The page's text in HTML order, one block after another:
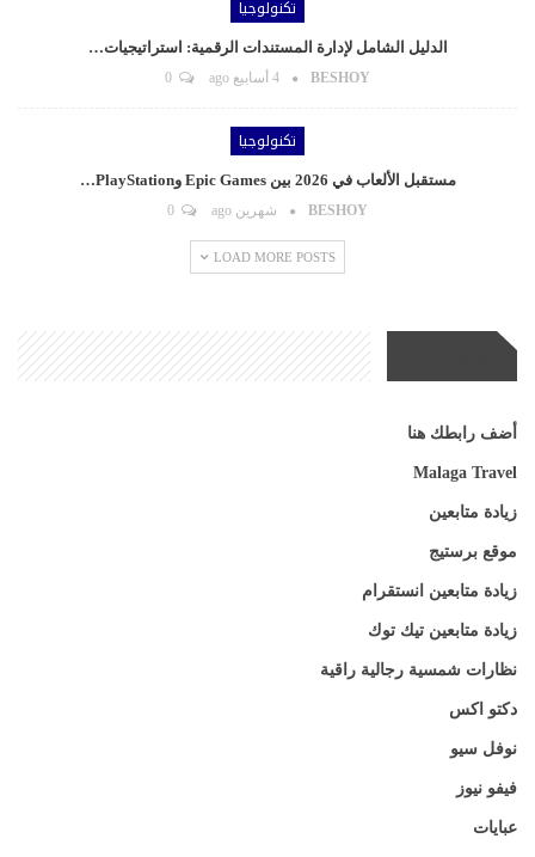
تكنولوجيا
الدليل الشامل لإدارة المستندات الرقمية: استراتيجيات…
BESHOY 4 أسابيع ago
تكنولوجيا
مستقبل الألعاب في 2026 بين Epic Games وPlayStation…
BESHOY شهرين ago
LOAD MORE POSTS
أضف رابطك هنا
Malaga Travel
زيادة متابعين
موقع برستيج
زيادة متابعين انستقرام
زيادة متابعين تيك توك
نظارات شمسية رجالية راقية
دكتو اكس
نوفل سيو
فيفو نيوز
عبايات